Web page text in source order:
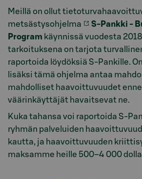
Meillä on ollut
metsästysohjelma
S-Pankki -
Program käynnissä vuodesta
tarkoituksena on tarjota
raportoida löydöksiä S-Pankille.
lisäksi tämä ohjelma antaa
mahdolliset haavoittuvuudet
väärinkäyttäjät havaitsevat ne.
Kuka tahansa voi raportoida S-
ryhmän palveluiden
kautta, ja haavoittuvuuden
maksamme heille 500–4 000